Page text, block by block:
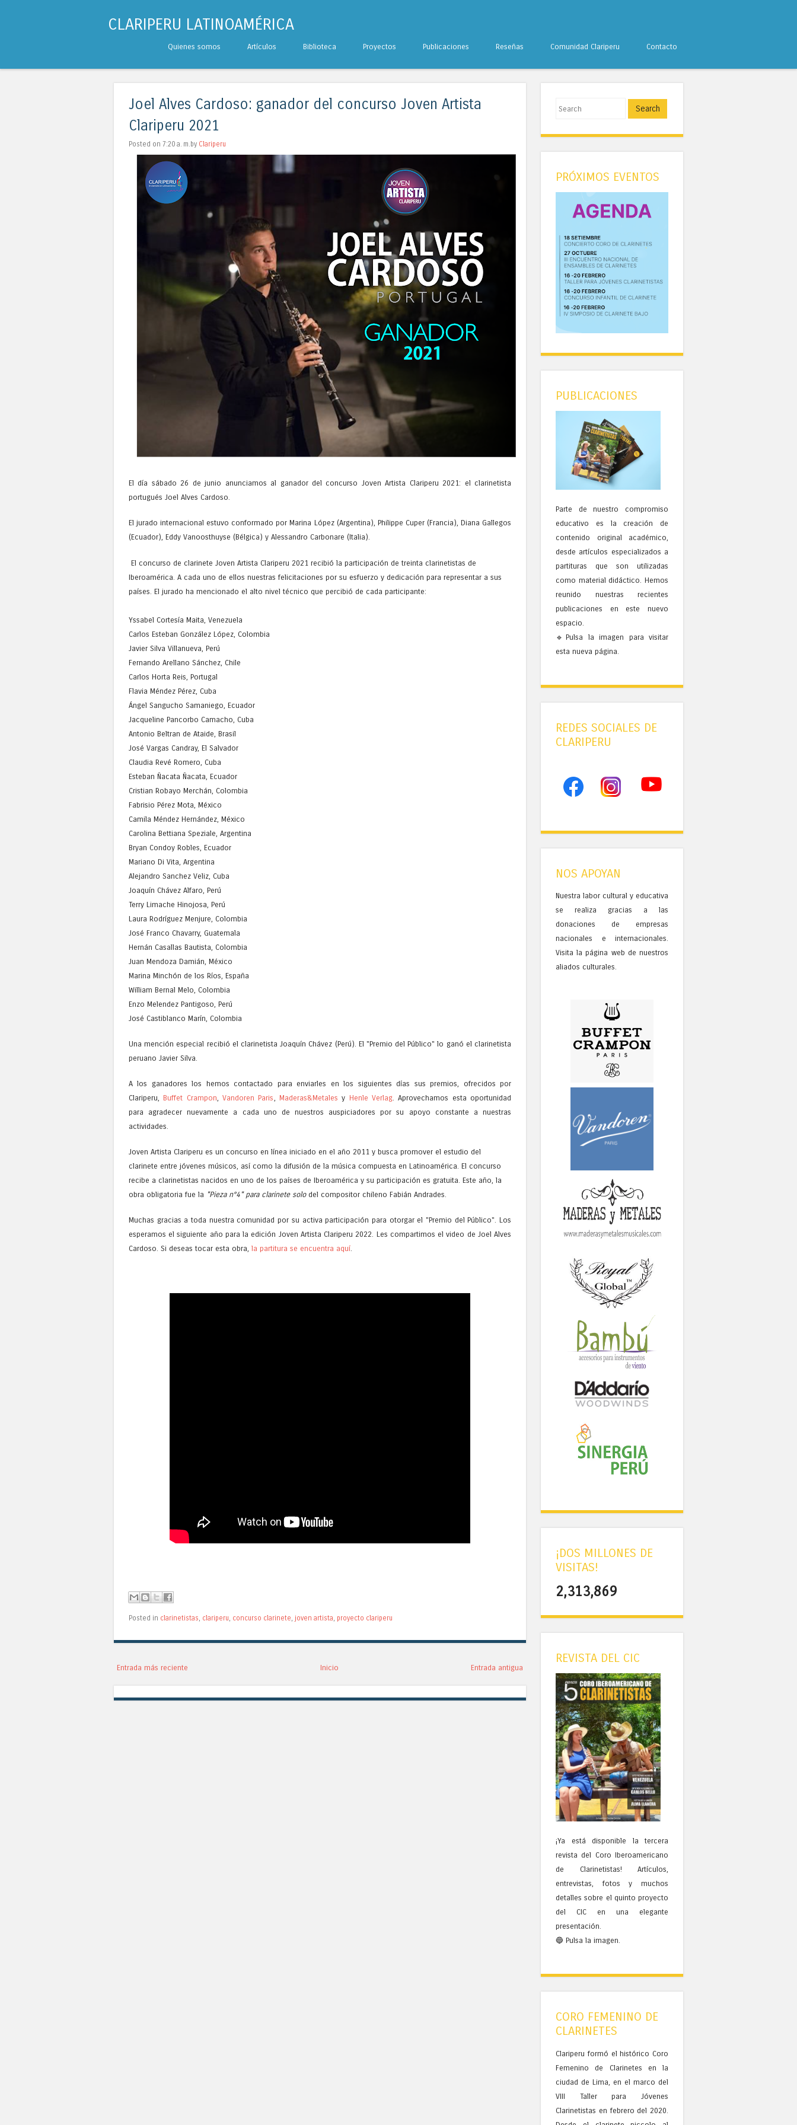
CLARIPERU LATINOAMÉRICA
Skip to content
Quienes somos Artículos Biblioteca Proyectos Publicaciones Reseñas Comunidad Clariperu Contacto
Joel Alves Cardoso: ganador del concurso Joven Artista
Clariperu 2021
Posted on 7:20 a. m.by Clariperu
El día sábado 26 de junio anunciamos al ganador del concurso Joven Artista Clariperu 2021: el clarinetista
portugués Joel Alves Cardoso.
El jurado internacional estuvo conformado por Marina López (Argentina), Philippe Cuper (Francia), Diana Gallegos
(Ecuador), Eddy Vanoosthuyse (Bélgica) y Alessandro Carbonare (Italia).
El concurso de clarinete Joven Artista Clariperu 2021 recibió la participación de treinta clarinetistas de
Iberoamérica. A cada uno de ellos nuestras felicitaciones por su esfuerzo y dedicación para representar a sus
países. El jurado ha mencionado el alto nivel técnico que percibió de cada participante:
Yssabel Cortesía Maita, Venezuela
Carlos Esteban González López, Colombia
Javier Silva Villanueva, Perú
Fernando Arellano Sánchez, Chile
Carlos Horta Reis, Portugal
Flavia Méndez Pérez, Cuba
Ángel Sangucho Samaniego, Ecuador
Jacqueline Pancorbo Camacho, Cuba
Antonio Beltran de Ataide, Brasil
José Vargas Candray, El Salvador
Claudia Revé Romero, Cuba
Esteban Ñacata Ñacata, Ecuador
Cristian Robayo Merchán, Colombia
Fabrisio Pérez Mota, México
Camila Méndez Hernández, México
Carolina Bettiana Speziale, Argentina
Bryan Condoy Robles, Ecuador
Mariano Di Vita, Argentina
Alejandro Sanchez Veliz, Cuba
Joaquín Chávez Alfaro, Perú
Terry Limache Hinojosa, Perú
Laura Rodríguez Menjure, Colombia
José Franco Chavarry, Guatemala
Hernán Casallas Bautista, Colombia
Juan Mendoza Damián, México
Marina Minchón de los Ríos, España
William Bernal Melo, Colombia
Enzo Melendez Pantigoso, Perú
José Castiblanco Marín, Colombia
Una mención especial recibió el clarinetista Joaquín Chávez (Perú). El "Premio del Público" lo ganó el clarinetista
peruano Javier Silva.
A los ganadores los hemos contactado para enviarles en los siguientes días sus premios, ofrecidos por
Clariperu, Buffet Crampon ,Vandoren Paris Maderas&Metales y Henle Verlag. Aprovechamos esta oportunidad
para agradecer nuevamente a cada uno de nuestros auspiciadores por su apoyo constante a nuestras
actividades.
Joven Artista Clariperu es un concurso en línea iniciado en el año 2011 y busca promover el estudio del
clarinete entre jóvenes músicos, así como la difusión de la música compuesta en Latinoamérica. El concurso
recibe a clarinetistas nacidos en uno de los países de Iberoamérica y su participación es gratuita. Este año, la
obra obligatoria fue la "Pieza n°4" para clarinete solodel compositor chileno Fabián Andrades.
Muchas gracias a toda nuestra comunidad por su activa participación para otorgar el "Premio del Público". Los
esperamos el siguiente año para la edición Joven Artista Clariperu 2022. Les compartimos el video de Joel Alves
Cardoso. Si deseas tocar esta obra, la partitura se encuentra aquí.
Posted in clarinetistas, clariperu, concurso clarinete, joven artista, proyecto clariperu
Entrada más reciente Entrada antigua
Inicio
Search
PRÓXIMOS EVENTOS
PUBLICACIONES
Parte de nuestro compromiso
educativo es la creación de
contenido original académico,
desde artículos especializados a
partituras que son utilizadas
como material didáctico. Hemos
reunido nuestras recientes
publicaciones en este nuevo
espacio.
🔹Pulsa la imagen para visitar
esta nueva página.
REDES SOCIALES DE
CLARIPERU
NOS APOYAN
Nuestra labor cultural y educativa
se realiza gracias a las
donaciones de empresas
nacionales e internacionales.
Visita la página web de nuestros
aliados culturales.
¡DOS MILLONES DE
VISITAS!
2,313,869
REVISTA DEL CIC
¡Ya está disponible la tercera
revista del Coro Iberoamericano
de Clarinetistas! Artículos,
entrevistas, fotos y muchos
detalles sobre el quinto proyecto
del CIC en una elegante
presentación.
🔵 Pulsa la imagen.
CORO FEMENINO DE
CLARINETES
Clariperu formó el histórico Coro
Femenino de Clarinetes en la
ciudad de Lima, en el marco del
VIII Taller para Jóvenes
Clarinetistas en febrero del 2020.